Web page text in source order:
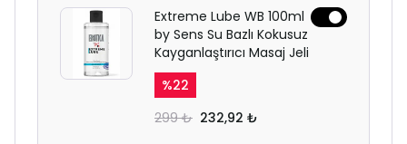
Extreme Lube WB 100ml
by Sens Su Bazlı Kokusuz
Kayganlaştırıcı Masaj Jeli
%22
299 ₺ 232,92 ₺